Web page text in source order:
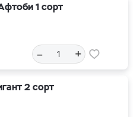
1 сорт
– +
2 сорт